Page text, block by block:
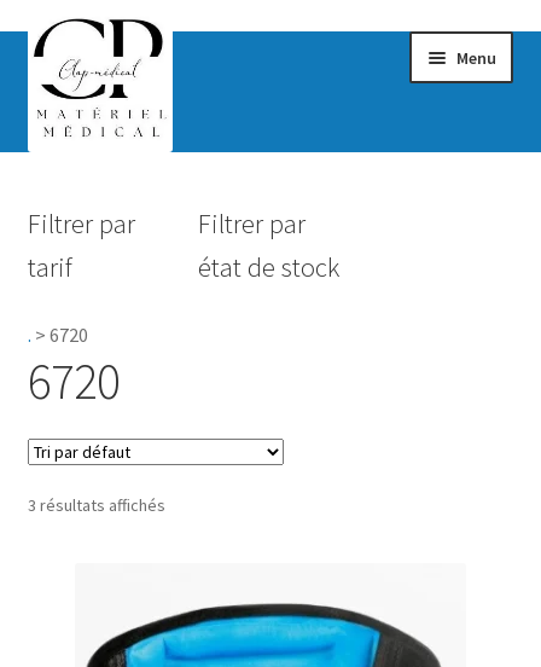
Menu
Hygiène
Accessoires Salle de bain
Filtrer par
tarif
Filtrer par
état de stock
. > 6720
6720
3 résultats affichés